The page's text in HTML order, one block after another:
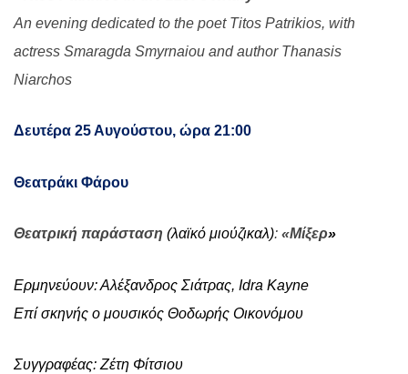
An evening dedicated to the poet Titos Patrikios, with
actress Smaragda Smyrnaiou and author Thanasis
Niarchos
Δευτέρα 25 Αυγούστου, ώρα 21:00
Θεατράκι Φάρου
Θεατρική παράσταση (λαϊκό μιούζικαλ): «Μίξερ»
Ερμηνεύουν: Αλέξανδρος Σιάτρας, Idra Kayne
Επί σκηνής ο μουσικός Θοδωρής Οικονόμου
Συγγραφέας: Ζέτη Φίτσιου